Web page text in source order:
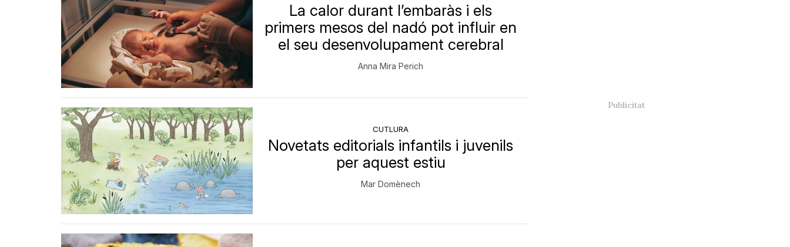
La calor durant l’embaràs i els
primers mesos del nadó pot influir en
el seu desenvolupament cerebral
Anna Mira Perich
CUTLURA
Novetats editorials infantils i juvenils
per aquest estiu
Mar Domènech